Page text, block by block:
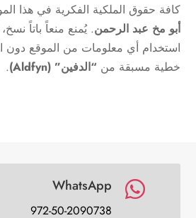
كافة حقوق الملكية الفكرية في هذا
أبو مخ عبد الرحمن. يُمنع منعاً باتاً
استخدام أي معلومات من الموقع
خطية مسبقة من “الدفين” (Aldfyn) .

WhatsApp
972-50-2090738